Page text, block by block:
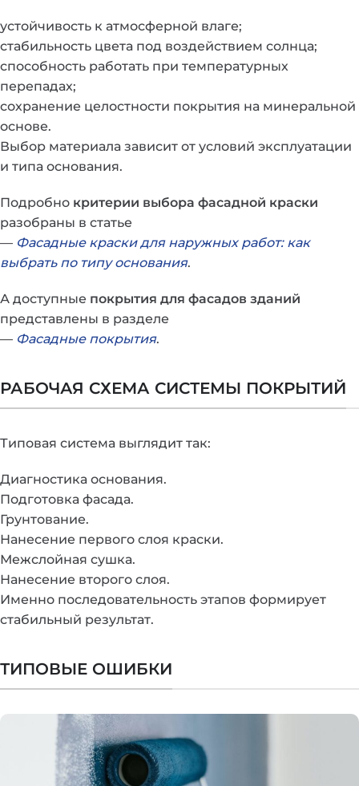
устойчивость к атмосферной влаге;
стабильность цвета под воздействием солнца;
способность работать при температурных
перепадах;
сохранение целостности покрытия на минеральной
основе.
Выбор материала зависит от условий эксплуатации
и типа основания.
Подробно критерии выбора фасадной краски
разобраны в статье
— Фасадные краски для наружных работ: как
выбрать по типу основания.
А доступные покрытия для фасадов зданий
представлены в разделе
— Фасадные покрытия.
РАБОЧАЯ СХЕМА СИСТЕМЫ ПОКРЫТИЙ
Типовая система выглядит так:
Диагностика основания.
Подготовка фасада.
Грунтование.
Нанесение первого слоя краски.
Межслойная сушка.
Нанесение второго слоя.
Именно последовательность этапов формирует
стабильный результат.
ТИПОВЫЕ ОШИБКИ